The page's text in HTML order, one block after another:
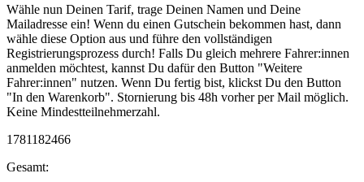
Wähle nun Deinen Tarif, trage Deinen Namen und Deine
Mailadresse ein! Wenn du einen Gutschein bekommen hast, dann
wähle diese Option aus und führe den vollständigen
Registrierungsprozess durch! Falls Du gleich mehrere Fahrer:innen
anmelden möchtest, kannst Du dafür den Button "Weitere
Fahrer:innen" nutzen. Wenn Du fertig bist, klickst Du den Button
"In den Warenkorb". Stornierung bis 48h vorher per Mail möglich.
Keine Mindestteilnehmerzahl.
1781182466
Gesamt: